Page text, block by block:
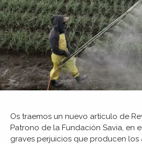
Os traemos un nuevo artículo de
Patrono de la Fundación Savia, en
graves perjuicios que producen los